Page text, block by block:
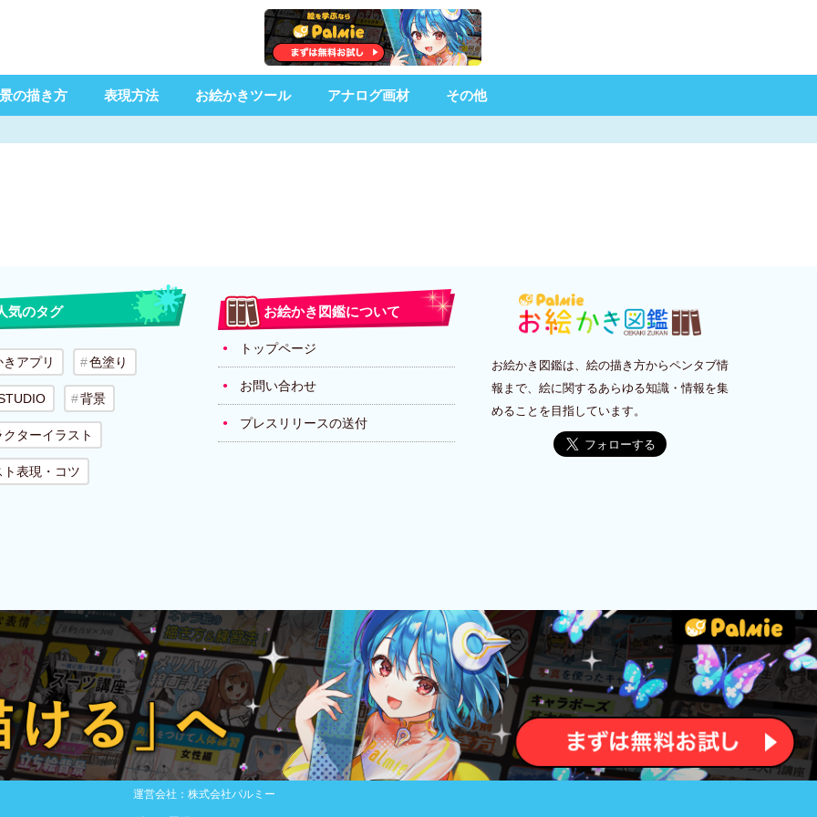
の描き方 表現方法 お絵かきツール アナログ画材 その他
気のタグ
アプリ 色塗り
背景
ターイラスト
ト表現・コツ
お絵かき図鑑について
トップページ
お問い合わせ
プレスリリースの送付
お絵かき図鑑は、絵の描き方からペンタブ情
報まで、絵に関するあらゆる知識・情報を集
めることを目指しています。
運営会社：株式会社パルミー